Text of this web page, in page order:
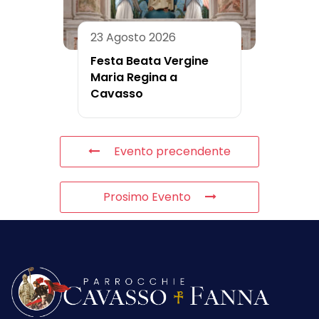
23 Agosto 2026
Festa Beata Vergine
Maria Regina a
Cavasso
Evento precendente
Prosimo Evento